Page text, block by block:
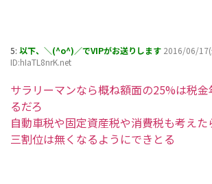
5: 以下、＼(^o^)／でVIPがお送りします 2016/06/17(
ID:hIaTL8nrK.net
サラリーマンなら概ね額面の25%は税
るだろ
自動車税や固定資産税や消費税も考え
三割位は無くなるようにできとる